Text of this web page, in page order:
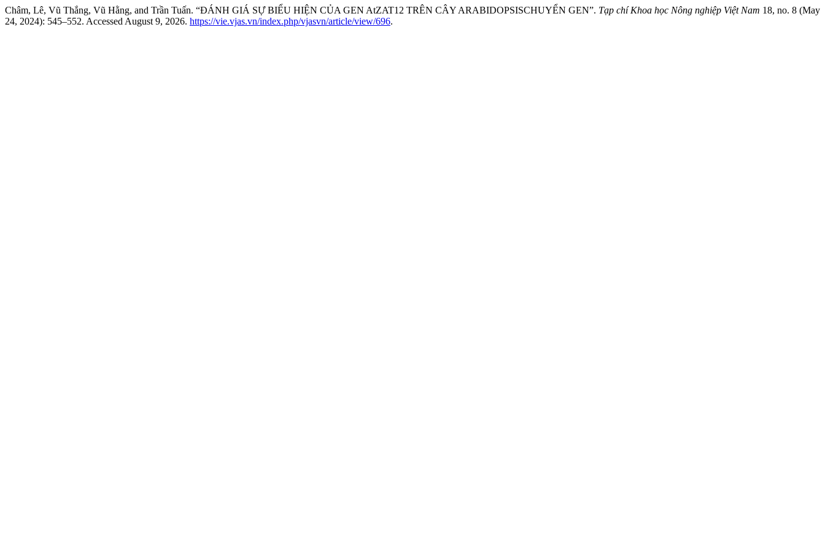
Châm, Lê, Vũ Thắng, Vũ Hằng, and Trần Tuấn. “ĐÁNH GIÁ SỰ BIỂU HIỆN CỦA GEN AtZAT12 TRÊN CÂY ARABIDOPSISCHUYỂN GEN”. Tạp chí Khoa học Nông nghiệp Việt Nam 18, no. 8 (May
24, 2024): 545–552. Accessed August 9, 2026. https://vie.vjas.vn/index.php/vjasvn/article/view/696.